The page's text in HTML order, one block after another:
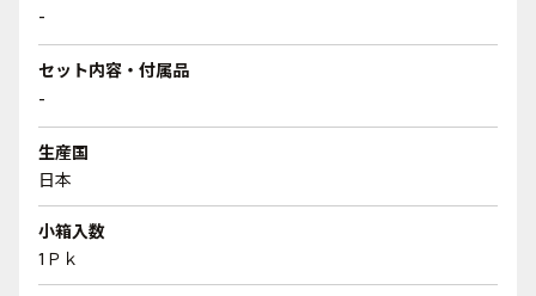
-
セット内容・付属品
-
生産国
日本
小箱入数
1Ｐｋ